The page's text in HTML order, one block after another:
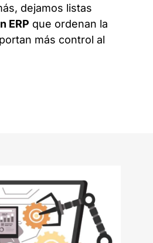
dejamos listas
ERP que ordenan la
más control al